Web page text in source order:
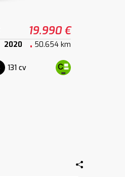
19.990 €
2020 50.654 km
131 cv